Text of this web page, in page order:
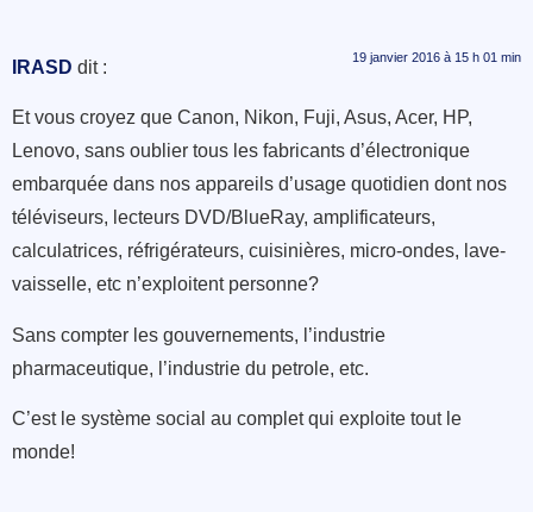
IRASD dit : 19 janvier 2016 à 15 h 01 min
Et vous croyez que Canon, Nikon, Fuji, Asus, Acer, HP,
Lenovo, sans oublier tous les fabricants d’électronique
embarquée dans nos appareils d’usage quotidien dont nos
téléviseurs, lecteurs DVD/BlueRay, amplificateurs,
calculatrices, réfrigérateurs, cuisinières, micro-ondes, lave-
vaisselle, etc n’exploitent personne?
Sans compter les gouvernements, l’industrie
pharmaceutique, l’industrie du petrole, etc.
C’est le système social au complet qui exploite tout le
monde!